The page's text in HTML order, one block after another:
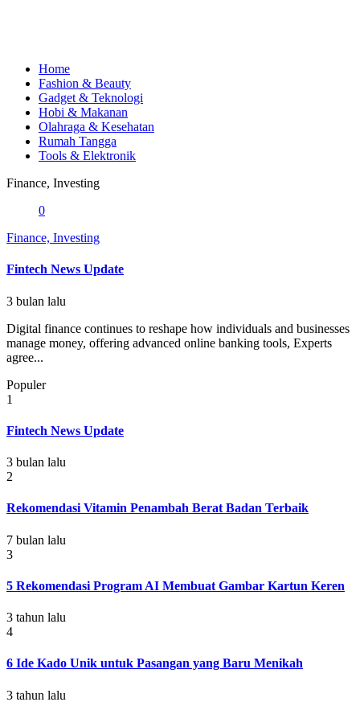
Home
Fashion & Beauty
Gadget & Teknologi
Hobi & Makanan
Olahraga & Kesehatan
Rumah Tangga
Tools & Elektronik
Finance, Investing
0
Finance, Investing
Fintech News Update
3 bulan lalu
Digital finance continuеs to reshape how individuals and businesses
manage money, offering advanced online banking tools, Experts
agree...
Populer
1
Fintech News Update
3 bulan lalu
2
Rekomendasi Vitamin Penambah Berat Badan Terbaik
7 bulan lalu
3
5 Rekomendasi Program AI Membuat Gambar Kartun Keren
3 tahun lalu
4
6 Ide Kado Unik untuk Pasangan yang Baru Menikah
3 tahun lalu